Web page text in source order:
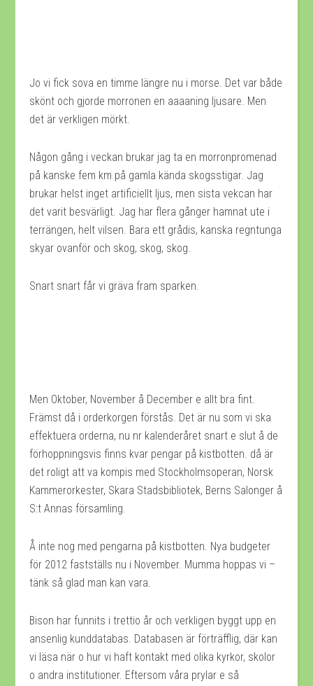
Jo vi fick sova en timme längre nu i morse. Det var både
skönt och gjorde morronen en aaaaning ljusare. Men
det är verkligen mörkt.
Någon gång i veckan brukar jag ta en morronpromenad
på kanske fem km på gamla kända skogsstigar. Jag
brukar helst inget artificiellt ljus, men sista vekcan har
det varit besvärligt. Jag har flera gånger hamnat ute i
terrängen, helt vilsen. Bara ett grådis, kanska regntunga
skyar ovanför och skog, skog, skog.
Snart snart får vi gräva fram sparken.
Men Oktober, November å December e allt bra fint.
Främst då i orderkorgen förstås. Det är nu som vi ska
effektuera orderna, nu nr kalenderåret snart e slut å de
förhoppningsvis finns kvar pengar på kistbotten. då är
det roligt att va kompis med Stockholmsoperan, Norsk
Kammerorkester, Skara Stadsbibliotek, Berns Salonger å
S:t Annas församling.
Å inte nog med pengarna på kistbotten. Nya budgeter
för 2012 fastställs nu i November. Mumma hoppas vi –
tänk så glad man kan vara.
Bison har funnits i trettio år och verkligen byggt upp en
ansenlig kunddatabas. Databasen är förträfflig, där kan
vi läsa när o hur vi haft kontakt med olika kyrkor, skolor
o andra institutioner. Eftersom våra prylar e så